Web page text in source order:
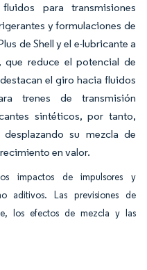
para transmisiones
y formulaciones de
de Shell y el e-lubricante a
que reduce el potencial de
el giro hacia fluidos
trenes de transmisión
sintéticos, por tanto,
su mezcla de
en valor.
impactos de impulsores y
aditivos. Las previsiones de
los efectos de mezcla y las